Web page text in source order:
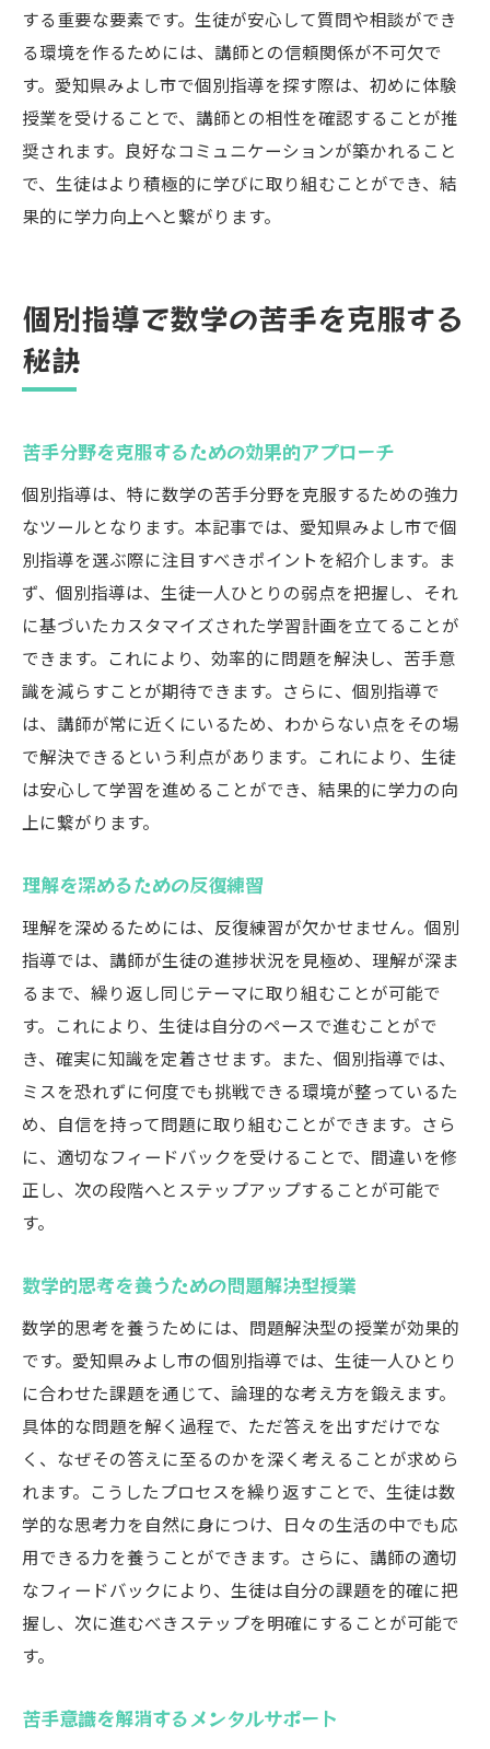
する重要な要素です。生徒が安心して質問や相談ができ
る環境を作るためには、講師との信頼関係が不可欠で
す。愛知県みよし市で個別指導を探す際は、初めに体験
授業を受けることで、講師との相性を確認することが推
奨されます。良好なコミュニケーションが築かれること
で、生徒はより積極的に学びに取り組むことができ、結
果的に学力向上へと繋がります。
個別指導で数学の苦手を克服する
秘訣
苦手分野を克服するための効果的アプローチ
個別指導は、特に数学の苦手分野を克服するための強力
なツールとなります。本記事では、愛知県みよし市で個
別指導を選ぶ際に注目すべきポイントを紹介します。ま
ず、個別指導は、生徒一人ひとりの弱点を把握し、それ
に基づいたカスタマイズされた学習計画を立てることが
できます。これにより、効率的に問題を解決し、苦手意
識を減らすことが期待できます。さらに、個別指導で
は、講師が常に近くにいるため、わからない点をその場
で解決できるという利点があります。これにより、生徒
は安心して学習を進めることができ、結果的に学力の向
上に繋がります。
理解を深めるための反復練習
理解を深めるためには、反復練習が欠かせません。個別
指導では、講師が生徒の進捗状況を見極め、理解が深ま
るまで、繰り返し同じテーマに取り組むことが可能で
す。これにより、生徒は自分のペースで進むことがで
き、確実に知識を定着させます。また、個別指導では、
ミスを恐れずに何度でも挑戦できる環境が整っているた
め、自信を持って問題に取り組むことができます。さら
に、適切なフィードバックを受けることで、間違いを修
正し、次の段階へとステップアップすることが可能で
す。
数学的思考を養うための問題解決型授業
数学的思考を養うためには、問題解決型の授業が効果的
です。愛知県みよし市の個別指導では、生徒一人ひとり
に合わせた課題を通じて、論理的な考え方を鍛えます。
具体的な問題を解く過程で、ただ答えを出すだけでな
く、なぜその答えに至るのかを深く考えることが求めら
れます。こうしたプロセスを繰り返すことで、生徒は数
学的な思考力を自然に身につけ、日々の生活の中でも応
用できる力を養うことができます。さらに、講師の適切
なフィードバックにより、生徒は自分の課題を的確に把
握し、次に進むべきステップを明確にすることが可能で
す。
苦手意識を解消するメンタルサポート